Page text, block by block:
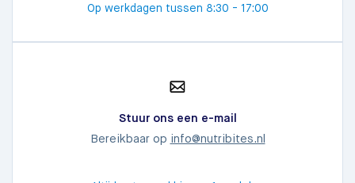
Op werkdagen tussen 8:30 - 17:00
Stuur ons een e-mail
Bereikbaar op info@nutribites.nl